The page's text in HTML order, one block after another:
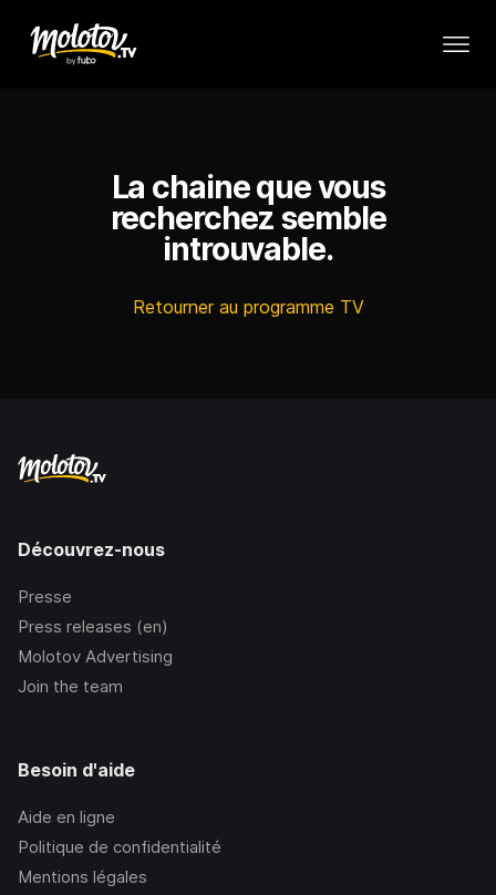
La chaine que vous
recherchez semble
introuvable.
Retourner au programme TV
Découvrez-nous
Presse
Press releases (en)
Molotov Advertising
Join the team
Besoin d'aide
Aide en ligne
Politique de confidentialité
Mentions légales